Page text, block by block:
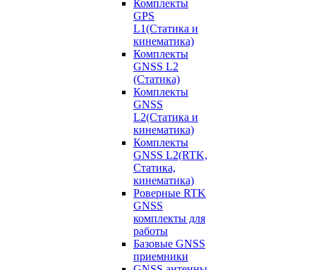
Комплекты
GPS
L1(Статика и
кинематика)
Комплекты
GNSS L2
(Статика)
Комплекты
GNSS
L2(Статика и
кинематика)
Комплекты
GNSS L2(RTK,
Статика,
кинематика)
Роверные RTK
GNSS
комплекты для
работы
Базовые GNSS
приемники